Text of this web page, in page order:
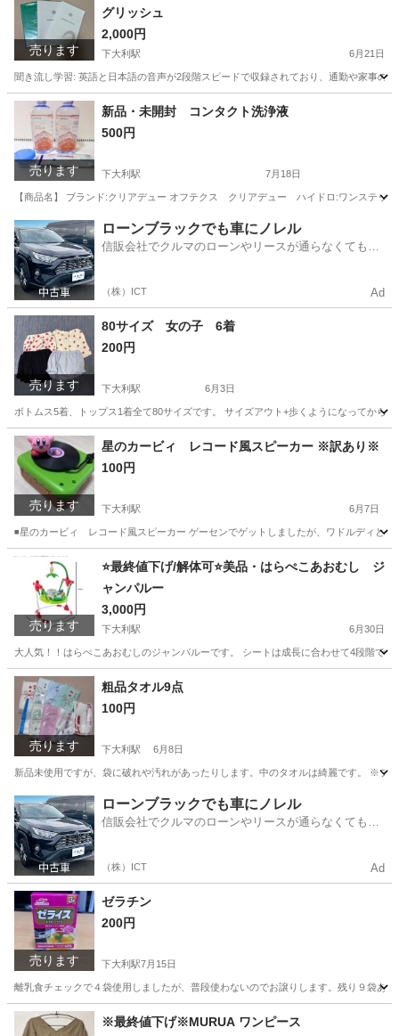
売ります
グリッシュ
2,000円
下大利駅 6月21日
聞き流し学習: 英語と日本語の音声が2段階スピードで収録されており、通勤や家事の
福岡 大野城市 下大利駅 語学、辞書 エブリデイ
売ります
新品・未開封 コンタクト洗浄液
500円
下大利駅 7月18日
【商品名】 ブランド:クリアデュー オフテクス クリアデュー ハイドロ:ワンステッ
福岡 大野城市 下大利駅 その他 クリアデュー
ローンブラックでも車にノレル
信販会社でクルマのローンやリースが通らなくてもク
（株）ICT Ad
売ります
80サイズ 女の子 6着
200円
下大利駅 6月3日
ボトムス5着、トップス1着全て80サイズです。 サイズアウト+歩くようになってか
福岡 大野城市 下大利駅 ベビー用品
売ります
星のカービィ レコード風スピーカー ※訳あり※
100円
下大利駅 6月7日
◾️星のカービィ レコード風スピーカー ゲーセンでゲットしましたが、ワドルディと
福岡 大野城市 下大利駅 オーディオ
売ります
⭐️最終値下げ/解体可⭐️美品・はらぺこあおむし ジ
ャンパルー
3,000円
下大利駅 6月30日
大人気！！はらぺこあおむしのジャンパルーです。 シートは成長に合わせて4段階で
福岡 大野城市 下大利駅
売ります
粗品タオル9点
100円
下大利駅 6月8日
新品未使用ですが、袋に破れや汚れがあったりします。中のタオルは綺麗です。 ※プ
福岡 大野城市 下大利駅 その他
ローンブラックでも車にノレル
信販会社でクルマのローンやリースが通らなくてもク
（株）ICT Ad
売ります
ゼラチン
200円
下大利駅7月15日
離乳食チェックで４袋使用しましたが、普段使わないのでお譲りします。残り９袋あ
福岡 大野城市 下大利駅 食品
※最終値下げ※MURUA ワンピース